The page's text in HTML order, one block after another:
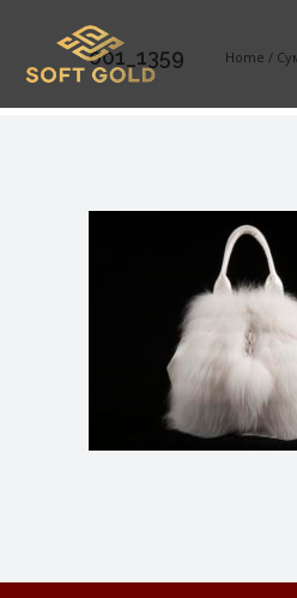
001_1359 Home /